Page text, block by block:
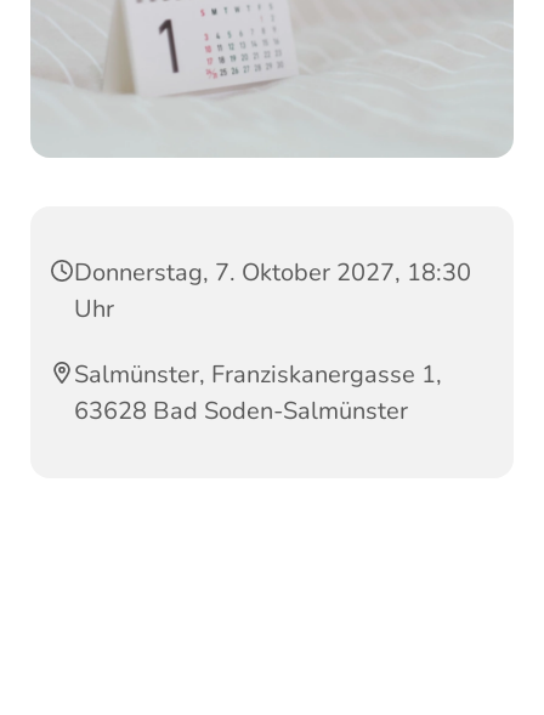
Donnerstag, 7. Oktober 2027, 18:30
Uhr
Salmünster, Franziskanergasse 1,
63628 Bad Soden-Salmünster